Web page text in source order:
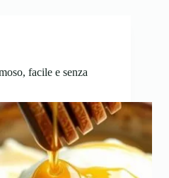
facile e senza